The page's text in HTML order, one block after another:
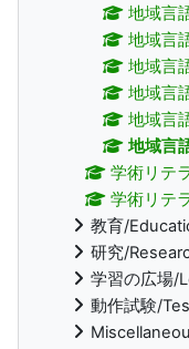
地域言
地域言
地域言
地域言
地域言
地域言
学術リテ
学術リテ
教育/
研究/
学習の広場/
動作試験/